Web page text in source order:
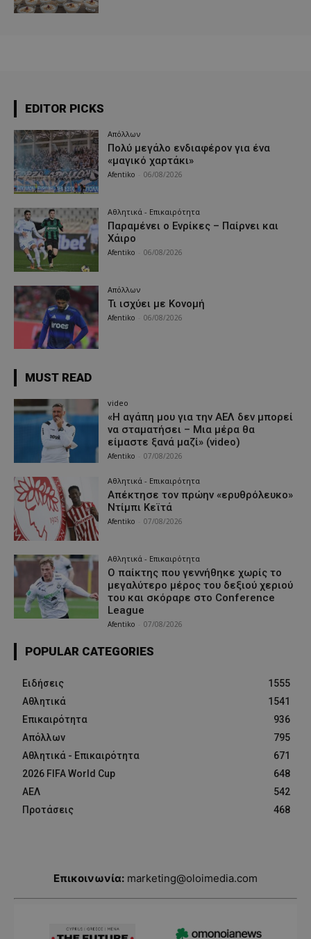
EDITOR PICKS
Απόλλων
Πολύ μεγάλο ενδιαφέρον για ένα
«μαγικό χαρτάκι»
Afentiko 06/08/2026
Αθλητικά - Επικαιρότητα
Παραμένει ο Ενρίκες – Παίρνει και
Χάιρο
Afentiko 06/08/2026
Απόλλων
Τι ισχύει με Κονομή
Afentiko 06/08/2026
MUST READ
video
«Η αγάπη μου για την ΑΕΛ δεν μπορεί
να σταματήσει – Μια μέρα θα
είμαστε ξανά μαζί» (video)
Afentiko 07/08/2026
Αθλητικά - Επικαιρότητα
Απέκτησε τον πρώην «ερυθρόλευκο»
Ντίμπι Κεϊτά
Afentiko 07/08/2026
Αθλητικά - Επικαιρότητα
Ο παίκτης που γεννήθηκε χωρίς το
μεγαλύτερο μέρος του δεξιού χεριού
του και σκόραρε στο Conference
League
Afentiko 07/08/2026
POPULAR CATEGORIES
Ειδήσεις
1555
Αθλητικά
1541
Επικαιρότητα
936
Απόλλων
795
Αθλητικά - Επικαιρότητα
671
2026 FIFA World Cup
648
ΑΕΛ
542
Προτάσεις
468
Επικοινωνία: marketing@oloimedia.com